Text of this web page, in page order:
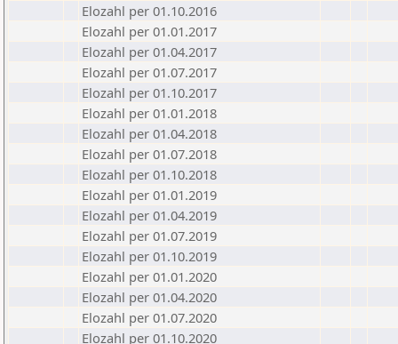
Elozahl per 01.10.2016
Elozahl per 01.01.2017
Elozahl per 01.04.2017
Elozahl per 01.07.2017
Elozahl per 01.10.2017
Elozahl per 01.01.2018
Elozahl per 01.04.2018
Elozahl per 01.07.2018
Elozahl per 01.10.2018
Elozahl per 01.01.2019
Elozahl per 01.04.2019
Elozahl per 01.07.2019
Elozahl per 01.10.2019
Elozahl per 01.01.2020
Elozahl per 01.04.2020
Elozahl per 01.07.2020
Elozahl per 01.10.2020